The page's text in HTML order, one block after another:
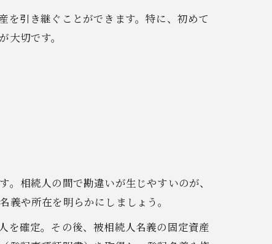
を引き継ぐことができます。特に、初めて
切です。
相続人の間で勘違いが生じやすいのが、
や所在を明らかにしましょう。
を確定。その後、被相続人名義の固定資産